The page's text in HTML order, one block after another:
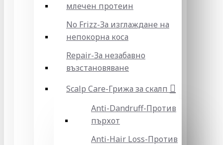
млечен протеин
No Frizz-За изглаждане на
непокорна коса
Repair-За незабавно
възстановяване
Scalp Care-Грижа за скалп
Anti-Dandruff-Против
пърхот
Anti-Hair Loss-Против